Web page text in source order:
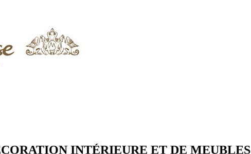
INTÉRIEURE ET DE MEUBLES